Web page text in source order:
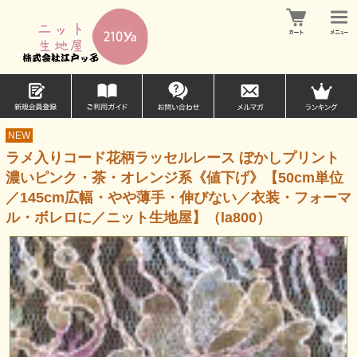
NEW
ラメ入りコード花柄ラッセルレース ぼかしプリント
濃いピンク・茶・オレンジ系《値下げ》【50cm単位
／145cm広幅・やや薄手・伸びない／衣装・フォーマ
ル・ボレロに／ニット生地屋】（la800）